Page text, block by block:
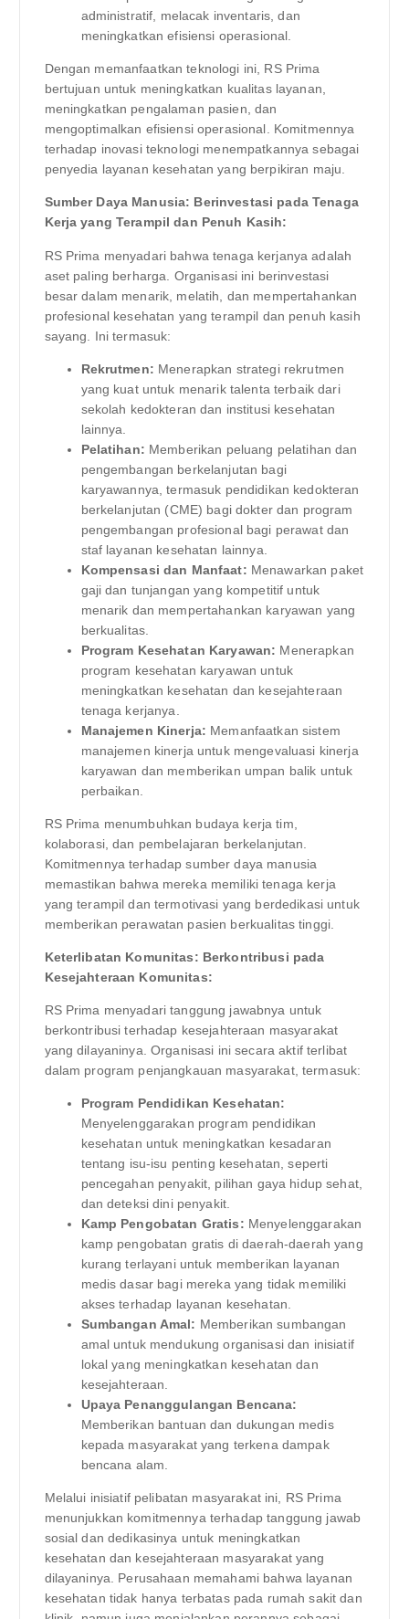
administratif, melacak inventaris, dan
meningkatkan efisiensi operasional.
Dengan memanfaatkan teknologi ini, RS Prima
bertujuan untuk meningkatkan kualitas layanan,
meningkatkan pengalaman pasien, dan
mengoptimalkan efisiensi operasional. Komitmennya
terhadap inovasi teknologi menempatkannya sebagai
penyedia layanan kesehatan yang berpikiran maju.
Sumber Daya Manusia: Berinvestasi pada Tenaga
Kerja yang Terampil dan Penuh Kasih:
RS Prima menyadari bahwa tenaga kerjanya adalah
aset paling berharga. Organisasi ini berinvestasi
besar dalam menarik, melatih, dan mempertahankan
profesional kesehatan yang terampil dan penuh kasih
sayang. Ini termasuk:
Rekrutmen: Menerapkan strategi rekrutmen
yang kuat untuk menarik talenta terbaik dari
sekolah kedokteran dan institusi kesehatan
lainnya.
Pelatihan: Memberikan peluang pelatihan dan
pengembangan berkelanjutan bagi
karyawannya, termasuk pendidikan kedokteran
berkelanjutan (CME) bagi dokter dan program
pengembangan profesional bagi perawat dan
staf layanan kesehatan lainnya.
Kompensasi dan Manfaat: Menawarkan paket
gaji dan tunjangan yang kompetitif untuk
menarik dan mempertahankan karyawan yang
berkualitas.
Program Kesehatan Karyawan: Menerapkan
program kesehatan karyawan untuk
meningkatkan kesehatan dan kesejahteraan
tenaga kerjanya.
Manajemen Kinerja: Memanfaatkan sistem
manajemen kinerja untuk mengevaluasi kinerja
karyawan dan memberikan umpan balik untuk
perbaikan.
RS Prima menumbuhkan budaya kerja tim,
kolaborasi, dan pembelajaran berkelanjutan.
Komitmennya terhadap sumber daya manusia
memastikan bahwa mereka memiliki tenaga kerja
yang terampil dan termotivasi yang berdedikasi untuk
memberikan perawatan pasien berkualitas tinggi.
Keterlibatan Komunitas: Berkontribusi pada
Kesejahteraan Komunitas:
RS Prima menyadari tanggung jawabnya untuk
berkontribusi terhadap kesejahteraan masyarakat
yang dilayaninya. Organisasi ini secara aktif terlibat
dalam program penjangkauan masyarakat, termasuk:
Program Pendidikan Kesehatan:
Menyelenggarakan program pendidikan
kesehatan untuk meningkatkan kesadaran
tentang isu-isu penting kesehatan, seperti
pencegahan penyakit, pilihan gaya hidup sehat,
dan deteksi dini penyakit.
Kamp Pengobatan Gratis: Menyelenggarakan
kamp pengobatan gratis di daerah-daerah yang
kurang terlayani untuk memberikan layanan
medis dasar bagi mereka yang tidak memiliki
akses terhadap layanan kesehatan.
Sumbangan Amal: Memberikan sumbangan
amal untuk mendukung organisasi dan inisiatif
lokal yang meningkatkan kesehatan dan
kesejahteraan.
Upaya Penanggulangan Bencana:
Memberikan bantuan dan dukungan medis
kepada masyarakat yang terkena dampak
bencana alam.
Melalui inisiatif pelibatan masyarakat ini, RS Prima
menunjukkan komitmennya terhadap tanggung jawab
sosial dan dedikasinya untuk meningkatkan
kesehatan dan kesejahteraan masyarakat yang
dilayaninya. Perusahaan memahami bahwa layanan
kesehatan tidak hanya terbatas pada rumah sakit dan